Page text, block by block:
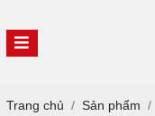
Trang chủ Sản phẩm